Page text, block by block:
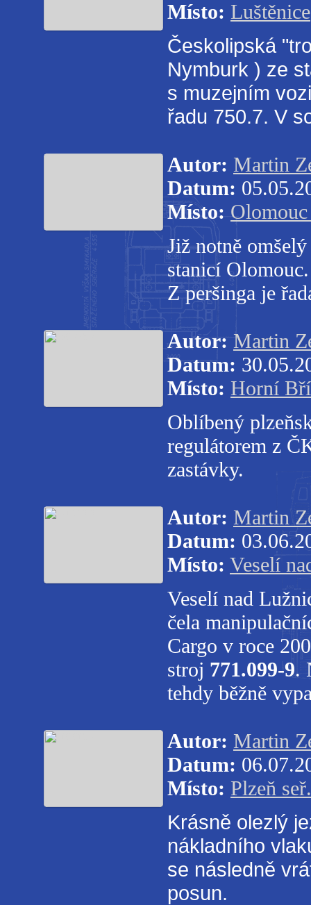
Místo: Luštěnice
Českolipská
Nymburk ) ze
s muzejním
řadu 750.7. V
Autor: Martin
Datum:
Místo:
Již notně
stanicí
Z peršinga je
Autor: Martin
Datum:
Místo: Horní
Oblíbený
regulátorem z
zastávky.
Autor: Martin
Datum:
Místo: Veselí
Veselí nad
čela
Cargo v roce
stroj 771.099-9.
tehdy běžně
Autor: Martin
Datum:
Místo: Plzeň
Krásně olezlý
nákladního
se následně
posun.